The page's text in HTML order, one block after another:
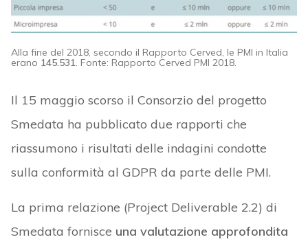
Alla fine del 2018, secondo il Rapporto Cerved, le PMI in Italia
erano 145.531. Fonte: Rapporto Cerved PMI 2018.
Il 15 maggio scorso il Consorzio del progetto
Smedata ha pubblicato due rapporti che
riassumono i risultati delle indagini condotte
sulla conformità al GDPR da parte delle PMI.
La prima relazione (Project Deliverable 2.2) di
Smedata fornisce una valutazione approfondita